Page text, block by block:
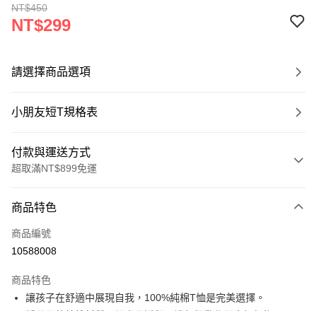
NT$450
NT$299
請選擇商品選項
小朋友短T規格表
付款與運送方式
超取滿NT$899免運
信用卡一次付款
信用卡分期付款
合作金庫商業銀行
華南商業銀行
彰化商業銀行
6 期 0 利率 每期
12 期 0 利率 每期NT$24 21家銀行
商品特色
商品編號
10588008
商品特色
讓孩子在舒適中展現自我，100%純棉T恤是完美選擇。